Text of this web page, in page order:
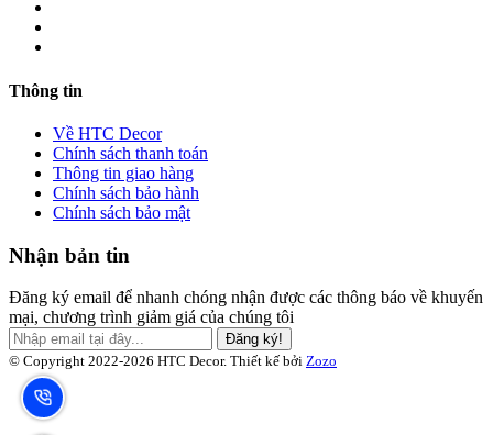
Thông tin
Về HTC Decor
Chính sách thanh toán
Thông tin giao hàng
Chính sách bảo hành
Chính sách bảo mật
Nhận bản tin
Đăng ký email để nhanh chóng nhận được các thông báo về khuyến
mại, chương trình giảm giá của chúng tôi
Đăng ký!
© Copyright 2022-2026 HTC Decor. Thiết kế bởi Zozo